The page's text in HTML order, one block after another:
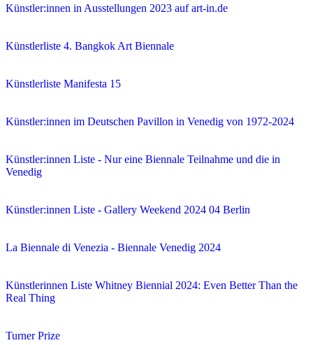
Künstler:innen in Ausstellungen 2023 auf art-in.de
Künstlerliste 4. Bangkok Art Biennale
Künstlerliste Manifesta 15
Künstler:innen im Deutschen Pavillon in Venedig von 1972-2024
Künstler:innen Liste - Nur eine Biennale Teilnahme und die in
Venedig
Künstler:innen Liste - Gallery Weekend 2024 04 Berlin
La Biennale di Venezia - Biennale Venedig 2024
Künstlerinnen Liste Whitney Biennial 2024: Even Better Than the
Real Thing
Turner Prize